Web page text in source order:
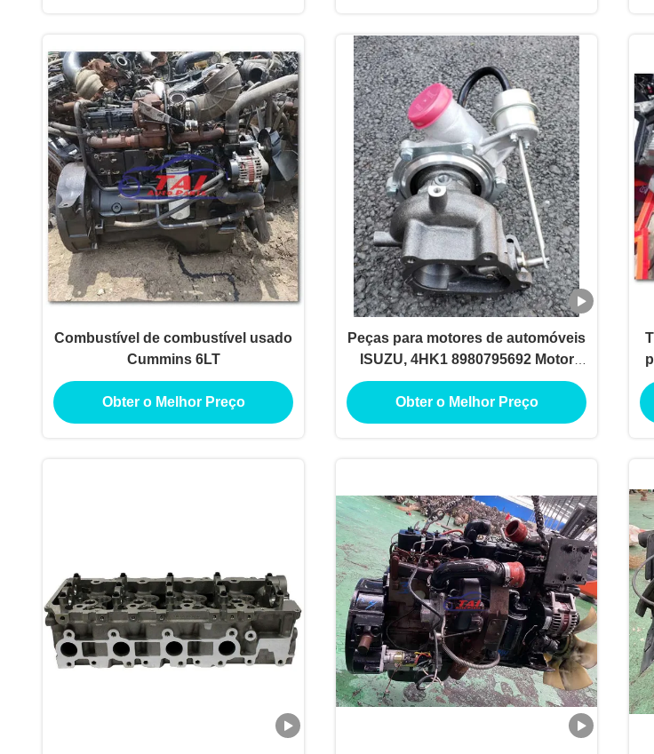
Combustível de combustível usado
Cummins 6LT
Obter o Melhor Preço
Peças para motores de automóveis
ISUZU, 4HK1 8980795692 Motor
diesel IHI 4HK1-TC
Turbocompressor Para Isuzu
Obter o Melhor Preço